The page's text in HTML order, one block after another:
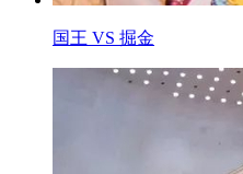
国王 VS 掘金